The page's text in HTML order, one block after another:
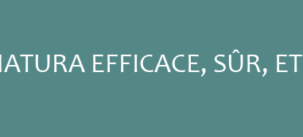
EFFICACE, SÛR, ET